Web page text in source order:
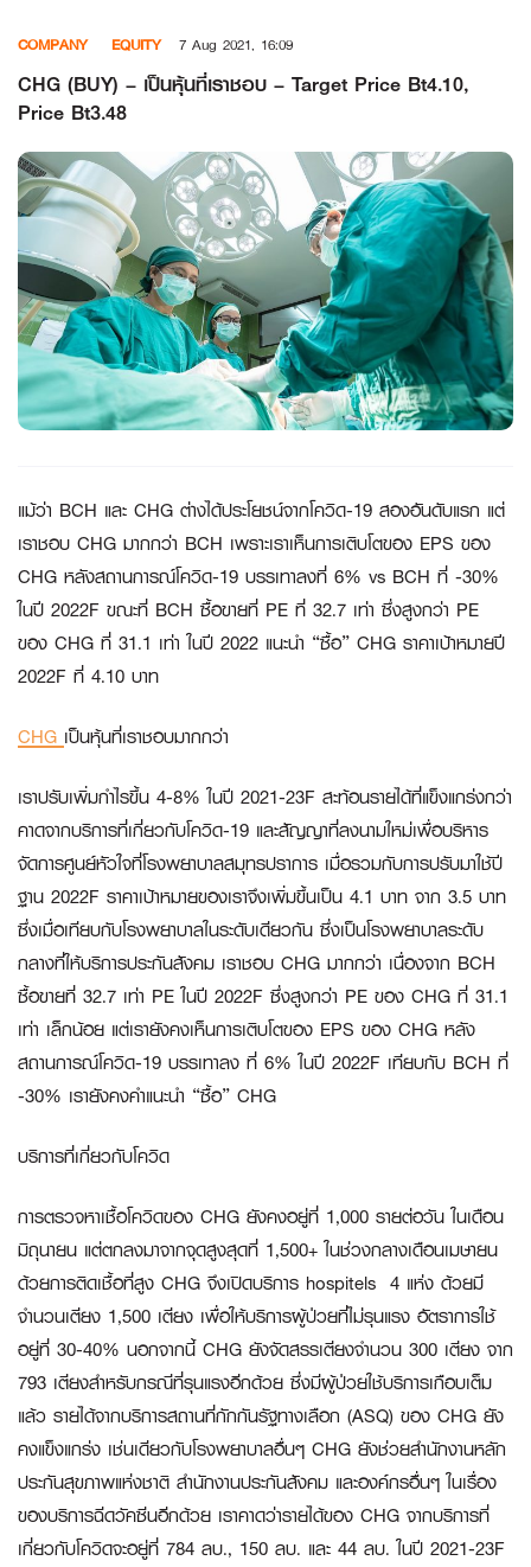
content
COMPANY EQUITY 7 Aug 2021, 16:09
CHG (BUY) – เป็นหุ้นที่เราชอบ – Target Price Bt4.10,
Price Bt3.48
แม้ว่า BCH และ CHG ต่างได้ประโยชน์จากโควิด-19 สองอันดับแรก แต่
เราชอบ CHG มากกว่า BCH เพราะเราเห็นการเติบโตของ EPS ของ
CHG หลังสถานการณ์โควิด-19 บรรเทาลงที่ 6% vs BCH ที่ -30%
ในปี 2022F ขณะที่ BCH ซื้อขายที่ PE ที่ 32.7 เท่า ซึ่งสูงกว่า PE
ของ CHG ที่ 31.1 เท่า ในปี 2022 แนะนำ “ซื้อ” CHG ราคาเป้าหมายปี
2022F ที่ 4.10 บาท
CHG เป็นหุ้นที่เราชอบมากกว่า
เราปรับเพิ่มกำไรขึ้น 4-8% ในปี 2021-23F สะท้อนรายได้ที่แข็งแกร่งกว่า
คาดจากบริการที่เกี่ยวกับโควิด-19 และสัญญาที่ลงนามใหม่เพื่อบริหาร
จัดการศูนย์หัวใจที่โรงพยาบาลสมุทรปราการ เมื่อรวมกับการปรับมาใช้ปี
ฐาน 2022F ราคาเป้าหมายของเราจึงเพิ่มขึ้นเป็น 4.1 บาท จาก 3.5 บาท
ซึ่งเมื่อเทียบกับโรงพยาบาลในระดับเดียวกัน ซึ่งเป็นโรงพยาบาลระดับ
กลางที่ให้บริการประกันสังคม เราชอบ CHG มากกว่า เนื่องจาก BCH
ซื้อขายที่ 32.7 เท่า PE ในปี 2022F ซึ่งสูงกว่า PE ของ CHG ที่ 31.1
เท่า เล็กน้อย แต่เรายังคงเห็นการเติบโตของ EPS ของ CHG หลัง
สถานการณ์โควิด-19 บรรเทาลง ที่ 6% ในปี 2022F เทียบกับ BCH ที่
-30% เรายังคงคำแนะนำ “ซื้อ” CHG
บริการที่เกี่ยวกับโควิด
การตรวจหาเชื้อโควิดของ CHG ยังคงอยู่ที่ 1,000 รายต่อวัน ในเดือน
มิถุนายน แต่ตกลงมาจากจุดสูงสุดที่ 1,500+ ในช่วงกลางเดือนเมษายน
ด้วยการติดเชื้อที่สูง CHG จึงเปิดบริการ hospitels 4 แห่ง ด้วยมี
จำนวนเตียง 1,500 เตียง เพื่อให้บริการผู้ป่วยที่ไม่รุนแรง อัตราการใช้
อยู่ที่ 30-40% นอกจากนี้ CHG ยังจัดสรรเตียงจำนวน 300 เตียง จาก
793 เตียงสำหรับกรณีที่รุนแรงอีกด้วย ซึ่งมีผู้ป่วยใช้บริการเกือบเต็ม
แล้ว รายได้จากบริการสถานที่กักกันรัฐทางเลือก (ASQ) ของ CHG ยัง
คงแข็งแกร่ง เช่นเดียวกับโรงพยาบาลอื่นๆ CHG ยังช่วยสำนักงานหลัก
ประกันสุขภาพแห่งชาติ สำนักงานประกันสังคม และองค์กรอื่นๆ ในเรื่อง
ของบริการฉีดวัคซีนอีกด้วย เราคาดว่ารายได้ของ CHG จากบริการที่
เกี่ยวกับโควิดจะอยู่ที่ 784 ลบ., 150 ลบ. และ 44 ลบ. ในปี 2021-23F